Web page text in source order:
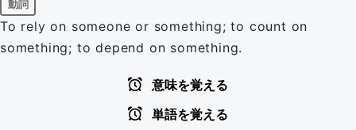
動詞
To rely on someone or something; to count on
something; to depend on something.
意味を覚える
単語を覚える